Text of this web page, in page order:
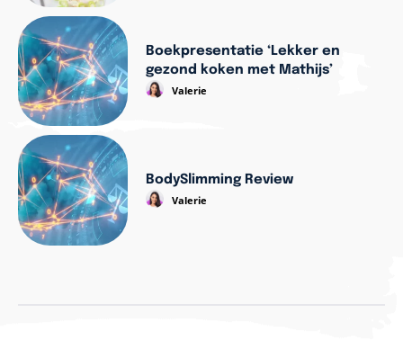
Boekpresentatie ‘Lekker en
gezond koken met Mathijs’
Valerie
BodySlimming Review
Valerie